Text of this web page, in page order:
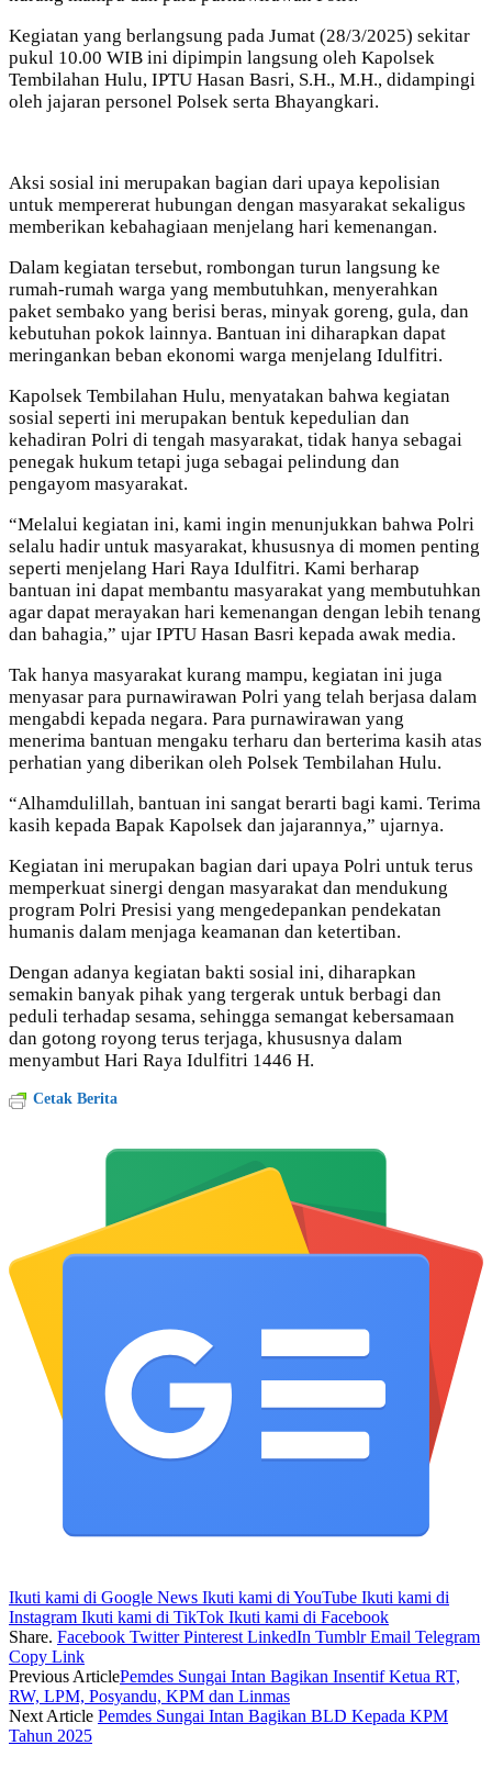
Kegiatan yang berlangsung pada Jumat (28/3/2025) sekitar
pukul 10.00 WIB ini dipimpin langsung oleh Kapolsek
Tembilahan Hulu, IPTU Hasan Basri, S.H., M.H., didampingi
oleh jajaran personel Polsek serta Bhayangkari.
Aksi sosial ini merupakan bagian dari upaya kepolisian
untuk mempererat hubungan dengan masyarakat sekaligus
memberikan kebahagiaan menjelang hari kemenangan.
Dalam kegiatan tersebut, rombongan turun langsung ke
rumah-rumah warga yang membutuhkan, menyerahkan
paket sembako yang berisi beras, minyak goreng, gula, dan
kebutuhan pokok lainnya. Bantuan ini diharapkan dapat
meringankan beban ekonomi warga menjelang Idulfitri.
Kapolsek Tembilahan Hulu, menyatakan bahwa kegiatan
sosial seperti ini merupakan bentuk kepedulian dan
kehadiran Polri di tengah masyarakat, tidak hanya sebagai
penegak hukum tetapi juga sebagai pelindung dan
pengayom masyarakat.
“Melalui kegiatan ini, kami ingin menunjukkan bahwa Polri
selalu hadir untuk masyarakat, khususnya di momen penting
seperti menjelang Hari Raya Idulfitri. Kami berharap
bantuan ini dapat membantu masyarakat yang membutuhkan
agar dapat merayakan hari kemenangan dengan lebih tenang
dan bahagia,” ujar IPTU Hasan Basri kepada awak media.
Tak hanya masyarakat kurang mampu, kegiatan ini juga
menyasar para purnawirawan Polri yang telah berjasa dalam
mengabdi kepada negara. Para purnawirawan yang
menerima bantuan mengaku terharu dan berterima kasih atas
perhatian yang diberikan oleh Polsek Tembilahan Hulu.
“Alhamdulillah, bantuan ini sangat berarti bagi kami. Terima
kasih kepada Bapak Kapolsek dan jajarannya,” ujarnya.
Kegiatan ini merupakan bagian dari upaya Polri untuk terus
memperkuat sinergi dengan masyarakat dan mendukung
program Polri Presisi yang mengedepankan pendekatan
humanis dalam menjaga keamanan dan ketertiban.
Dengan adanya kegiatan bakti sosial ini, diharapkan
semakin banyak pihak yang tergerak untuk berbagi dan
peduli terhadap sesama, sehingga semangat kebersamaan
dan gotong royong terus terjaga, khususnya dalam
menyambut Hari Raya Idulfitri 1446 H.
Cetak Berita
Ikuti kami di Google News Ikuti kami di YouTube Ikuti kami di
Instagram Ikuti kami di TikTok Ikuti kami di Facebook
Share. Facebook Twitter Pinterest LinkedIn Tumblr Email Telegram
Copy Link
Previous ArticlePemdes Sungai Intan Bagikan Insentif Ketua RT,
RW, LPM, Posyandu, KPM dan Linmas
Next Article Pemdes Sungai Intan Bagikan BLD Kepada KPM
Tahun 2025